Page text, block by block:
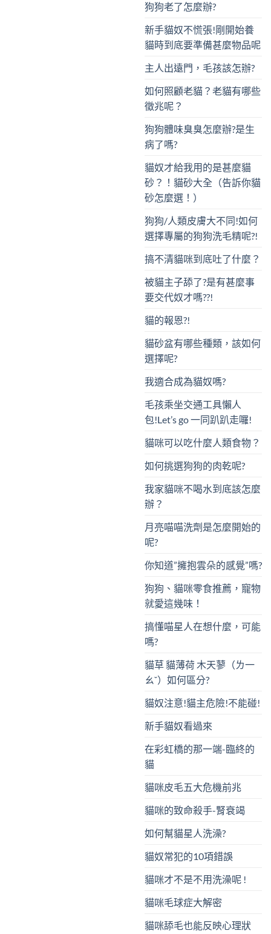
狗狗老了怎麼辦?
新手貓奴不慌張!剛開始養
貓時到底要準備甚麼物品呢
主人出遠門，毛孩該怎辦?
如何照顧老貓？老貓有哪些
徵兆呢？
狗狗體味臭臭怎麼辦?是生
病了嗎?
貓奴才給我用的是甚麼貓
砂？！貓砂大全（告訴你貓
砂怎麼選！）
狗狗/人類皮膚大不同!如何
選擇專屬的狗狗洗毛精呢?!
搞不清貓咪到底吐了什麼？
被貓主子舔了?是有甚麼事
要交代奴才嗎??!
貓的報恩?!
貓砂盆有哪些種類，該如何
選擇呢?
我適合成為貓奴嗎?
毛孩乘坐交通工具懶人
包!Let’s go 一同趴趴走囉!
貓咪可以吃什麼人類食物？
如何挑選狗狗的肉乾呢?
我家貓咪不喝水到底該怎麼
辦？
月亮喵喵洗劑是怎麼開始的
呢?
你知道”擁抱雲朵的感覺”嗎?
狗狗、貓咪零食推薦，寵物
就愛這幾味！
搞懂喵星人在想什麼，可能
嗎?
貓草 貓薄荷 木天蓼（ㄌ一
ㄠˇ）如何區分?
貓奴注意!貓主危險!不能碰!
新手貓奴看過來
在彩虹橋的那一端-臨終的
貓
貓咪皮毛五大危機前兆
貓咪的致命殺手-腎衰竭
如何幫貓星人洗澡?
貓奴常犯的10項錯誤
貓咪才不是不用洗澡呢 !
貓咪毛球症大解密
貓咪舔毛也能反映心理狀